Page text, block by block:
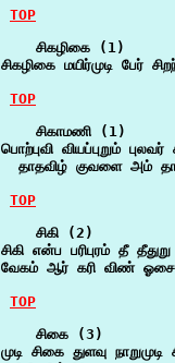
TOP
    சிகழிகை (1)
சிகழிகை மயிர்முடி பேர்
TOP
    சிகாமணி (1)
பொற்புவி வியப்புறும் புலவர்
தாதவிழ் குவளை அம்
TOP
    சிகி (2)
சிகி என்ப பரிபுரம் தீ
வேகம் ஆர் கரி விண் ஓசை
TOP
    சிகை (3)
முடி சிகை துளவு